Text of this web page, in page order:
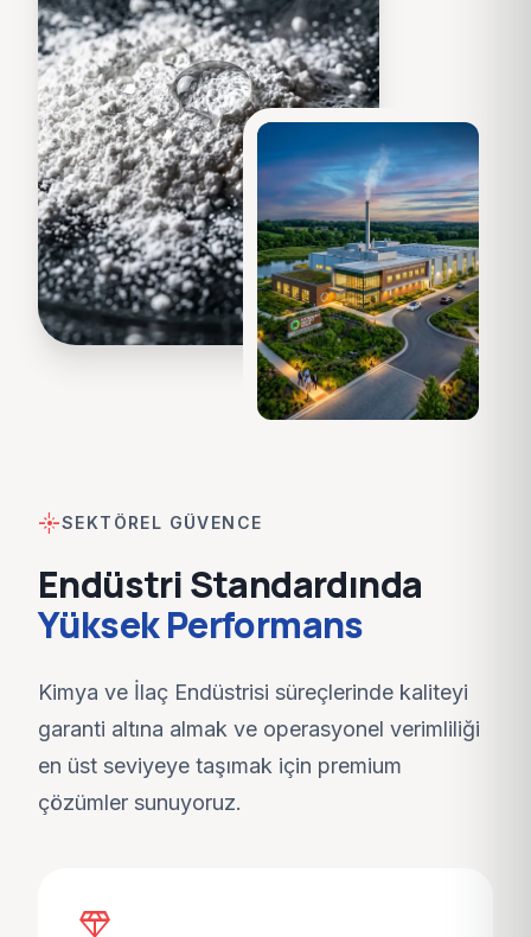
flareSEKTÖREL GÜVENCE
Endüstri Standardında
Yüksek Performans
Kimya ve İlaç Endüstrisi süreçlerinde kaliteyi
garanti altına almak ve operasyonel verimliliği
en üst seviyeye taşımak için premium
çözümler sunuyoruz.
diamond